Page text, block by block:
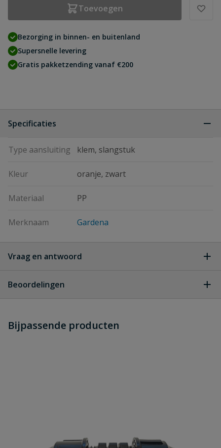
Toevoegen
Bezorging in binnen- en buitenland
Supersnelle levering
Gratis pakketzending vanaf €200
Specificaties
Type aansluiting klem, slangstuk
Kleur oranje, zwart
Materiaal PP
Merknaam Gardena
Vraag en antwoord
dit product?
Beoordelingen
Schrijf zelf een beoordeling
Bijpassende producten